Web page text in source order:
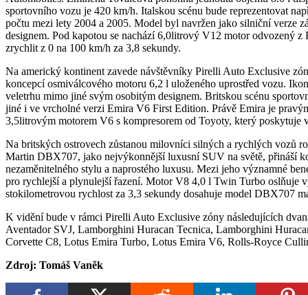
sportovního vozu je 420 km/h. Italskou scénu bude reprezentovat
počtu mezi lety 2004 a 2005. Model byl navržen jako silniční verze
designem. Pod kapotou se nachází 6,0litrový V12 motor odvozený
zrychlit z 0 na 100 km/h za 3,8 sekundy.
Na americký kontinent zavede návštěvníky Pirelli Auto Exclusive
koncepcí osmiválcového motoru 6,2 l uloženého uprostřed vozu.
veletrhu mimo jiné svým osobitým designem. Britskou scénu
jiné i ve vrcholné verzi Emira V6 First Edition. Právě Emira je
3,5litrovým motorem V6 s kompresorem od Toyoty, který
Na britských ostrovech zůstanou milovníci silných a rychlých vozů
Martin DBX707, jako nejvýkonnější luxusní SUV na světě, přináší
nezaměnitelného stylu a naprostého luxusu. Mezi jeho významné
pro rychlejší a plynulejší řazení. Motor V8 4,0 l Twin Turbo oslňuje
stokilometrovou rychlost za 3,3 sekundy dosahuje model DBX707
K vidění bude v rámci Pirelli Auto Exclusive zóny následujících
Aventador SVJ, Lamborghini Huracan Tecnica, Lamborghini
Corvette C8, Lotus Emira Turbo, Lotus Emira V6, Rolls-Royce
Zdroj: Tomáš Vaněk